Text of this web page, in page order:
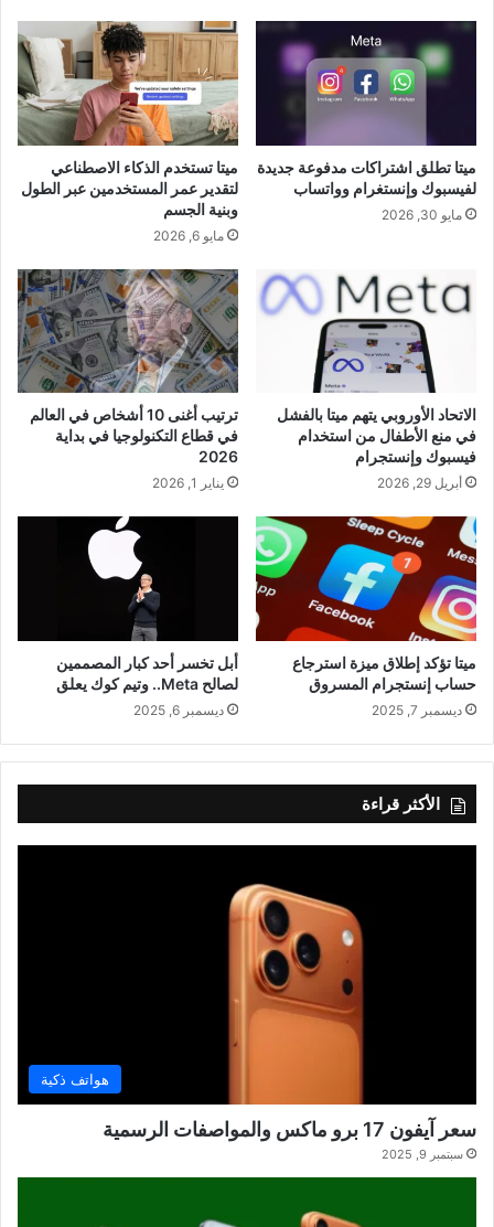
ميتا تطلق اشتراكات مدفوعة جديدة
لفيسبوك وإنستغرام وواتساب
مايو 30, 2026
ميتا تستخدم الذكاء الاصطناعي
لتقدير عمر المستخدمين عبر الطول
وبنية الجسم
مايو 6, 2026
الاتحاد الأوروبي يتهم ميتا بالفشل
في منع الأطفال من استخدام
فيسبوك وإنستجرام
أبريل 29, 2026
ترتيب أغنى 10 أشخاص في العالم
في قطاع التكنولوجيا في بداية
2026
يناير 1, 2026
ميتا تؤكد إطلاق ميزة استرجاع
حساب إنستجرام المسروق
ديسمبر 7, 2025
أبل تخسر أحد كبار المصممين
لصالح Meta.. وتيم كوك يعلق
ديسمبر 6, 2025
الأكثر قراءة
هواتف ذكية
سعر آيفون 17 برو ماكس والمواصفات الرسمية
سبتمبر 9, 2025